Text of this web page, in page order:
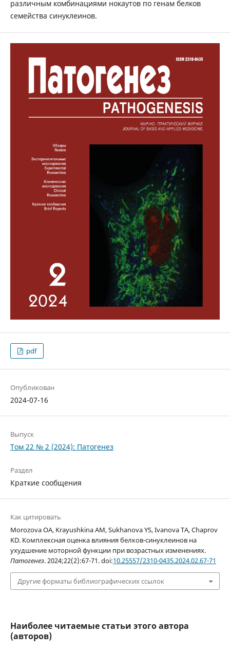
различным комбинациями нокаутов по генам белков
семейства синуклеинов.
pdf
Опубликован
2024-07-16
Выпуск
Том 22 № 2 (2024): Патогенез
Раздел
Краткие сообщения
Как цитировать
Morozova OA, Krayushkina AM, Sukhanova YS, Ivanova TA, Chaprov
KD. Комплексная оценка влияния белков-синуклеинов на
ухудшение моторной функции при возрастных изменениях.
Патогенез. 2024;22(2):67-71. doi:10.25557/2310-0435.2024.02.67-71
Другие форматы библиографических ссылок
Наиболее читаемые статьи этого автора
(авторов)